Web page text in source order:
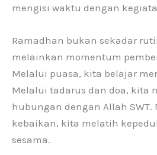
mengisi waktu dengan
Ramadhan bukan sekadar
melainkan momentum
Melalui puasa, kita belajar
Melalui tadarus dan doa, kita
hubungan dengan Allah SWT.
kebaikan, kita melatih
sesama.